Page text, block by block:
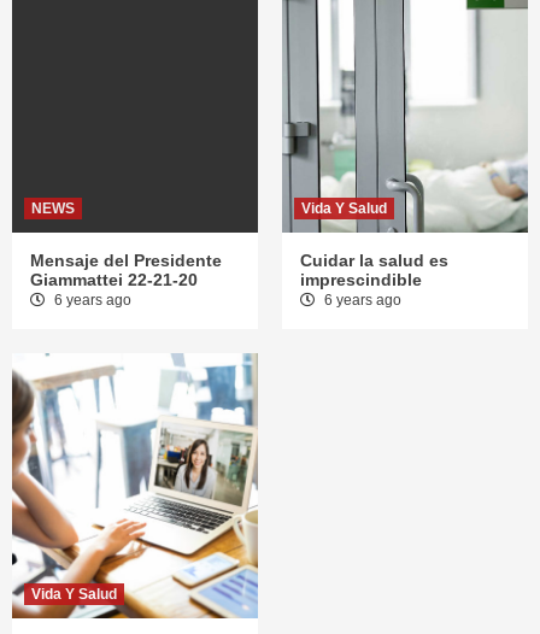
NEWS
Mensaje del Presidente
Giammattei 22-21-20
6 years ago
Vida Y Salud
Cuidar la salud es
imprescindible
6 years ago
Vida Y Salud